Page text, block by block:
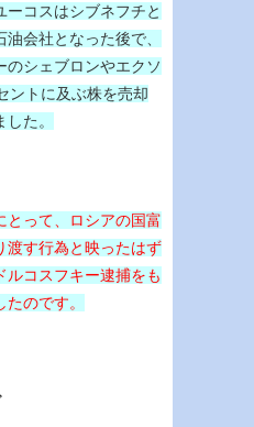
ーコスはシブネフチと
会社となった後で、
のシェブロンやエクソ
ントに及ぶ株を売却
た。
とって、ロシアの国富
渡す行為と映ったはず
ルコスフキー逮捕をも
のです。